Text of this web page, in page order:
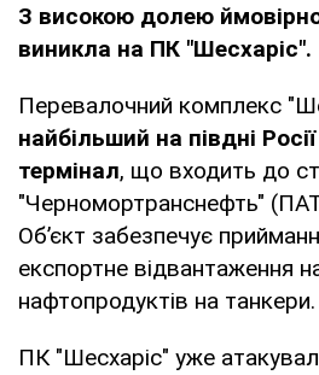
З високою долею
виникла на ПК "Шесхаріс".
Перевалочний комплекс
найбільший на півдні
термінал, що входить до
"Черномортранснефть"
Обʼєкт забезпечує
експортне відвантаження
нафтопродуктів на танкери.
ПК "Шесхаріс" уже